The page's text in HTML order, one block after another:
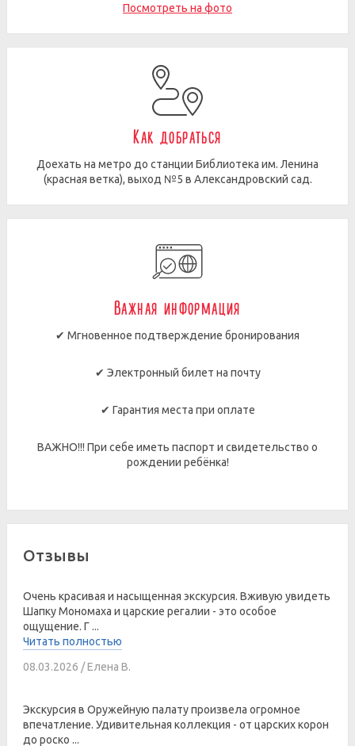
Посмотреть на фото
Как добраться
Доехать на метро до станции Библиотека им. Ленина
(красная ветка), выход №5 в Александровский сад.
Важная информация
✔ Мгновенное подтверждение бронирования
✔ Электронный билет на почту
✔ Гарантия места при оплате
ВАЖНО!!! При себе иметь паспорт и свидетельство о
рождении ребёнка!
Отзывы
Очень красивая и насыщенная экскурсия. Вживую увидеть
Шапку Мономаха и царские регалии - это особое
ощущение. Г ...
Читать полностью
08.03.2026 / Елена В.
Экскурсия в Оружейную палату произвела огромное
впечатление. Удивительная коллекция - от царских корон
до роско ...